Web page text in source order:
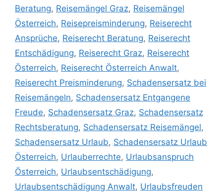
Beratung, Reisemängel Graz, Reisemängel
Österreich, Reisepreisminderung, Reiserecht
Ansprüche, Reiserecht Beratung, Reiserecht
Entschädigung, Reiserecht Graz, Reiserecht
Österreich, Reiserecht Österreich Anwalt,
Reiserecht Preisminderung, Schadensersatz bei
Reisemängeln, Schadensersatz Entgangene
Freude, Schadensersatz Graz, Schadensersatz
Rechtsberatung, Schadensersatz Reisemängel,
Schadensersatz Urlaub, Schadensersatz Urlaub
Österreich, Urlauberrechte, Urlaubsanspruch
Österreich, Urlaubsentschädigung,
Urlaubsentschädigung Anwalt, Urlaubsfreuden